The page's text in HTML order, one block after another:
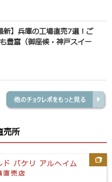
新】兵庫の工場直売7選！ご
豊富（御座候・神戸スイー
売所
ド バケリ アルヘイム
直売店